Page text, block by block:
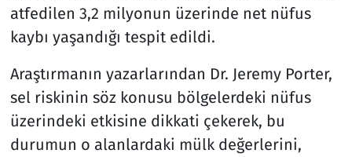
atfedilen 3,2 milyonun üzerinde net nüfus
kaybı yaşandığı tespit edildi.
Araştırmanın yazarlarından Dr. Jeremy Porter,
sel riskinin söz konusu bölgelerdeki nüfus
üzerindeki etkisine dikkati çekerek, bu
durumun o alanlardaki mülk değerlerini,